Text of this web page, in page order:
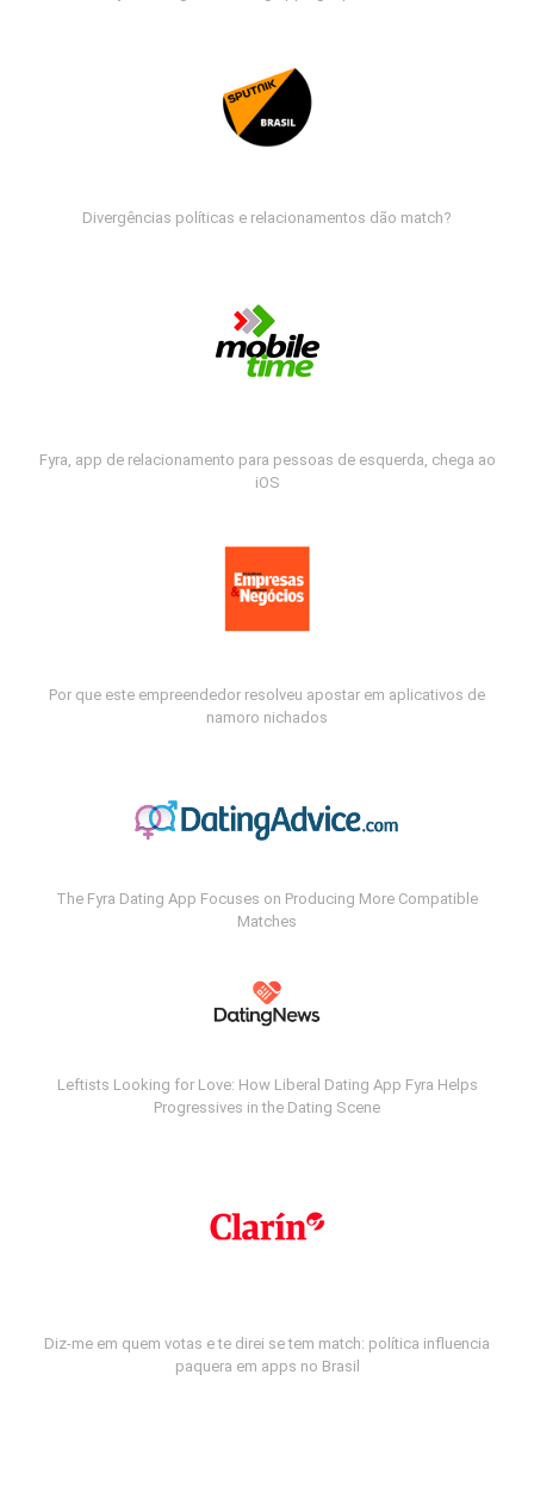
Divergências políticas e relacionamentos dão match?
Fyra, app de relacionamento para pessoas de esquerda, chega ao
iOS
Por que este empreendedor resolveu apostar em aplicativos de
namoro nichados
The Fyra Dating App Focuses on Producing More Compatible
Matches
Leftists Looking for Love: How Liberal Dating App Fyra Helps
Progressives in the Dating Scene
Diz-me em quem votas e te direi se tem match: política influencia
paquera em apps no Brasil